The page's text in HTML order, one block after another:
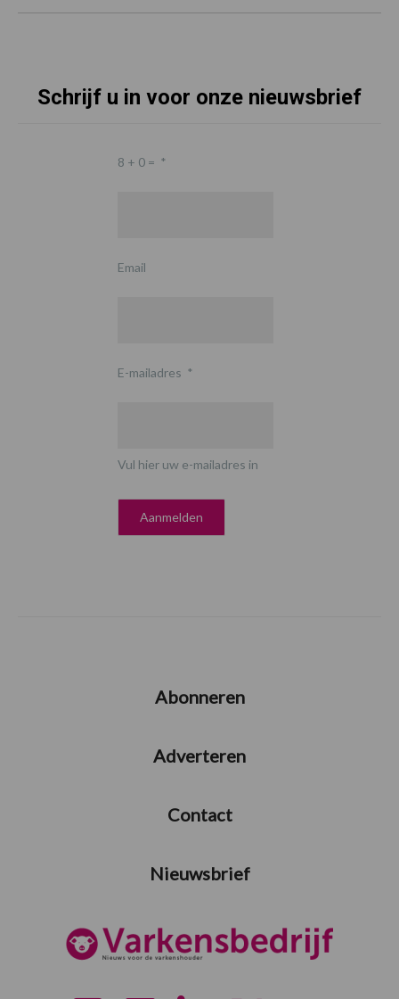
Schrijf u in voor onze nieuwsbrief
8 + 0 = *
Email
E-mailadres *
Vul hier uw e-mailadres in
Abonneren
Adverteren
Contact
Nieuwsbrief